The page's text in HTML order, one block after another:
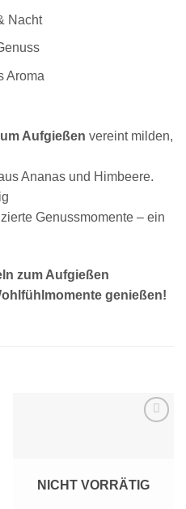
Nacht
Aroma
Aufgießen vereint milden,
Ananas und Himbeere.
Genussmomente – ein
zum Aufgießen
genießen!
NICHT VORRÄTIG